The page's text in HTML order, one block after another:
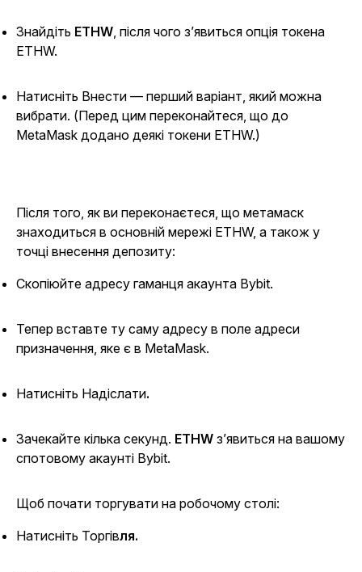
Знайдіть ETHW, після чого з’явиться опція токена
ETHW.
Натисніть Внести — перший варіант, який можна
вибрати. (Перед цим переконайтеся, що до
MetaMask додано деякі токени ETHW.)
Після того, як ви переконаєтеся, що метамаск
знаходиться в основній мережі ETHW, а також у
точці внесення депозиту:
Скопіюйте адресу гаманця акаунта Bybit.
Тепер вставте ту саму адресу в поле адреси
призначення, яке є в MetaMask.
Натисніть Надіслати.
Зачекайте кілька секунд. ETHW з’явиться на вашому
спотовому акаунті Bybit.
Щоб почати торгувати на робочому столі:
Натисніть Торгівля.